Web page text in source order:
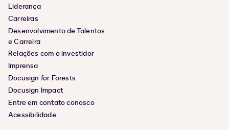
Liderança
Carreiras
Desenvolvimento de Talentos
e Carreira
Relações com o investidor
Imprensa
Docusign for Forests
Docusign Impact
Entre em contato conosco
Acessibilidade